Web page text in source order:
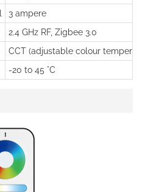
3 ampere
2.4 GHz RF, Zigbee 3.0
CCT (adjustable colour
-20 to 45 °C